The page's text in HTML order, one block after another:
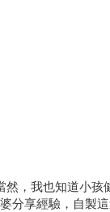
，我也知道小孩
分享經驗，自製